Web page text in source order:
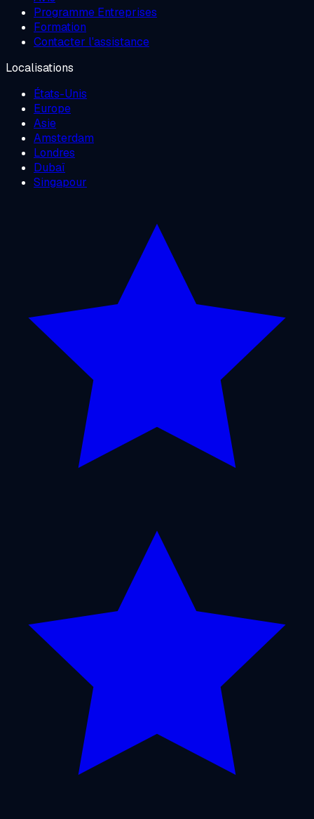
Programme Entreprises
Formation
Contacter l'assistance
Localisations
États-Unis
Europe
Asie
Amsterdam
Londres
Dubaï
Singapour